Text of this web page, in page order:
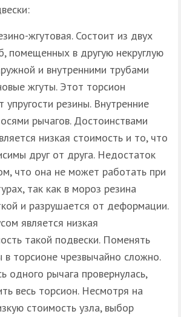
жгутовая. Состоит из двух
помещенных в другую некруглую
и внутренними трубами
жгуты. Этот торсион
упругости резины. Внутренние
рычагов. Достоинствами
низкая стоимость и то, что
друг от друга. Недостаток
что она не может работать при
так как в мороз резина
и разрушается от деформации.
является низкая
такой подвески. Поменять
в торсионе чрезвычайно сложно.
одного рычага провернулась,
весь торсион. Несмотря на
стоимость узла, выбор